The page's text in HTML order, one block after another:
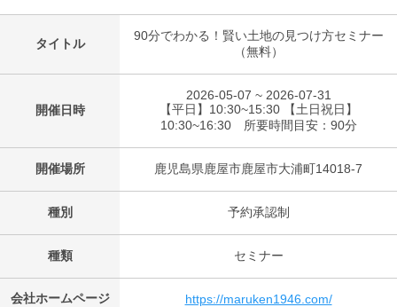
タイトル
90分でわかる！賢い土地の見つけ方セミナー
（無料）
開催日時
2026-05-07 ~ 2026-07-31
【平日】10:30~15:30 【土日祝日】
10:30~16:30 所要時間目安：90分
開催場所 鹿児島県鹿屋市鹿屋市大浦町14018-7
種別 予約承認制
種類 セミナー
会社ホームページ https://maruken1946.com/